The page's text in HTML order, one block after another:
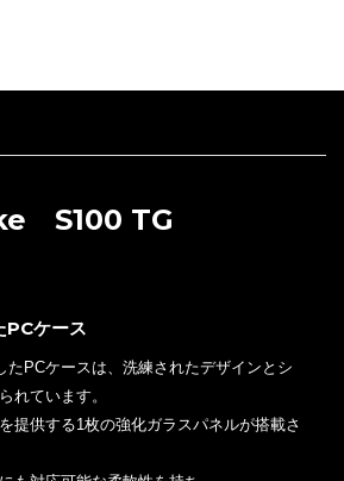
S100 TG
PCケース
たPCケースは、洗練されたデザインとシ
れています。
提供する1枚の強化ガラスパネルが搭載さ